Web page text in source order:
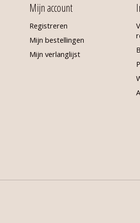
Mijn account
Registreren
Mijn bestellingen
Mijn verlanglijst